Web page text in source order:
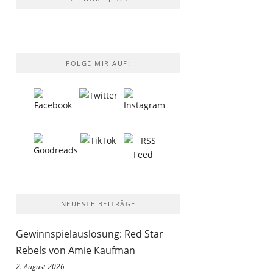
FOLGE MIR AUF:
NEUESTE BEITRÄGE
Gewinnspielauslosung: Red Star
Rebels von Amie Kaufman
2. August 2026